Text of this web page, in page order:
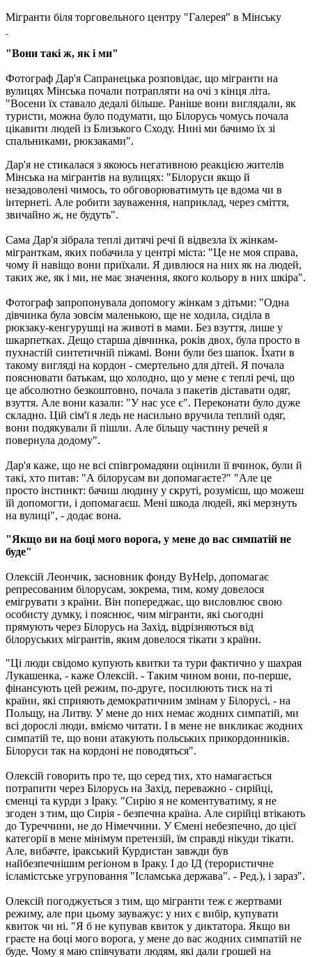
Мігранти біля торговельного центру "Галерея" в Мінську
"Вони такі ж, як і ми"
Фотограф Дар'я Сапранецька розповідає, що мігранти на
вулицях Мінська почали потрапляти на очі з кінця літа.
"Восени їх ставало дедалі більше. Раніше вони виглядали, як
туристи, можна було подумати, що Білорусь чомусь почала
цікавити людей із Близького Сходу. Нині ми бачимо їх зі
спальниками, рюкзаками".
Дар'я не стикалася з якоюсь негативною реакцією жителів
Мінська на мігрантів на вулицях: "Білоруси якщо й
незадоволені чимось, то обговорюватимуть це вдома чи в
інтернеті. Але робити зауваження, наприклад, через сміття,
звичайно ж, не будуть".
Сама Дар'я зібрала теплі дитячі речі й відвезла їх жінкам-
мігранткам, яких побачила у центрі міста: "Це не моя справа,
чому й навіщо вони приїхали. Я дивлюся на них як на людей,
таких же, як і ми, не має значення, якого кольору в них шкіра".
Фотограф запропонувала допомогу жінкам з дітьми: "Одна
дівчинка була зовсім маленькою, ще не ходила, сиділа в
рюкзаку-кенгурушці на животі в мами. Без взуття, лише у
шкарпетках. Дещо старша дівчинка, років двох, була просто в
пухнастій синтетичній піжамі. Вони були без шапок. Їхати в
такому вигляді на кордон - смертельно для дітей. Я почала
пояснювати батькам, що холодно, що у мене є теплі речі, що
це абсолютно безкоштовно, почала з пакетів діставати одяг,
взуття. Але вони казали: "У нас усе є". Переконати було дуже
складно. Цій сім'ї я ледь не насильно вручила теплий одяг,
вони подякували й пішли. Але більшу частину речей я
повернула додому".
Дар'я каже, що не всі співгромадяни оцінили її вчинок, були й
такі, хто питав: "А білорусам ви допомагаєте?" "Але це
просто інстинкт: бачиш людину у скруті, розумієш, що можеш
їй допомогти, і допомагаєш. Мені шкода людей, які мерзнуть
на вулиці", - додає вона.
"Якщо ви на боці мого ворога, у мене до вас симпатій не
буде"
Олексій Леончик, засновник фонду ByHelp, допомагає
репресованим білорусам, зокрема, тим, кому довелося
емігрувати з країни. Він попереджає, що висловлює свою
особисту думку, і пояснює, чим мігранти, які сьогодні
прямують через Білорусь на Захід, відрізняються від
білоруських мігрантів, яким довелося тікати з країни.
"Ці люди свідомо купують квитки та тури фактично у шахрая
Лукашенка, - каже Олексій. - Таким чином вони, по-перше,
фінансують цей режим, по-друге, посилюють тиск на ті
країни, які сприяють демократичним змінам у Білорусі, - на
Польщу, на Литву. У мене до них немає жодних симпатій, ми
всі дорослі люди, вміємо читати. І в мене не викликає жодних
симпатій те, що вони атакують польських прикордонників.
Білоруси так на кордоні не поводяться".
Олексій говорить про те, що серед тих, хто намагається
потрапити через Білорусь на Захід, переважно - сирійці,
єменці та курди з Іраку. "Сирію я не коментуватиму, я не
згоден з тим, що Сирія - безпечна країна. Але сирійці втікають
до Туреччини, не до Німеччини. У Ємені небезпечно, до цієї
категорії в мене мінімум претензій, їм справді нікуди тікати.
Але, вибачте, іракський Курдистан завжди був
найбезпечнішим регіоном в Іраку. І до ІД (терористичне
ісламістське угруповання "Ісламська держава". - Ред.), і зараз".
Олексій погоджується з тим, що мігранти теж є жертвами
режиму, але при цьому зауважує: у них є вибір, купувати
квиток чи ні. "Я б не купував квиток у диктатора. Якщо ви
граєте на боці мого ворога, у мене до вас жодних симпатій не
буде. Чому я маю співчувати людям, які дали грошей на